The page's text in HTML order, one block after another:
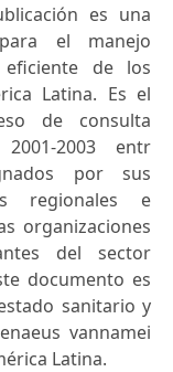
es una
el manejo
de los
Latina. Es el
de consulta
2003 entr
por sus
regionales e
organizaciones
del sector
documento es
sanitario y
vannamei
Latina.